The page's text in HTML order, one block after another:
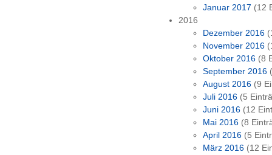
Januar 2017 (12
2016
Dezember 2016
November 2016
Oktober 2016 (8
September 2016
August 2016 (9
Juli 2016 (5
Juni 2016 (12
Mai 2016 (8
April 2016 (5
März 2016 (12